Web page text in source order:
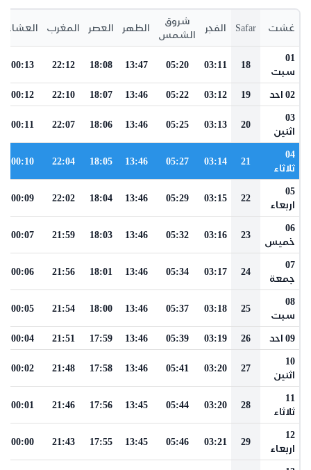
غشت Safar الفجر
شروق
الشمس
الظهر العصر المغرب العشاء
01
سبت
18
03:11
05:20
13:47
18:08
22:12
00:13
02 احد 19
03:12
05:22
13:46
18:07
22:10
00:12
03
اثنين
20
03:13
05:25
13:46
18:06
22:07
00:11
04
ثلاثاء
21
03:14
05:27
13:46
18:05
22:04
00:10
05
اربعاء
22
03:15
05:29
13:46
18:04
22:02
00:09
06
خميس
23
03:16
05:32
13:46
18:03
21:59
00:07
07
جمعة
24
03:17
05:34
13:46
18:01
21:56
00:06
08
سبت
25
03:18
05:37
13:46
18:00
21:54
00:05
09 احد 26
03:19
05:39
13:46
17:59
21:51
00:04
10
اثنين
27
03:20
05:41
13:46
17:58
21:48
00:02
11
ثلاثاء
28
03:20
05:44
13:45
17:56
21:46
00:01
12
اربعاء
29
03:21
05:46
13:45
17:55
21:43
00:00